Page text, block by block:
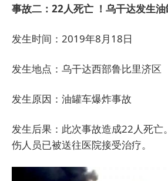
事故二：22人死亡 ！乌干达发生
发生时间：2019年8月18日
发生地点：乌干达西部鲁比里济区
发生原因：油罐车爆炸事故
发生后果：此次事故造成22人死亡
伤人员已被送往医院接受治疗。